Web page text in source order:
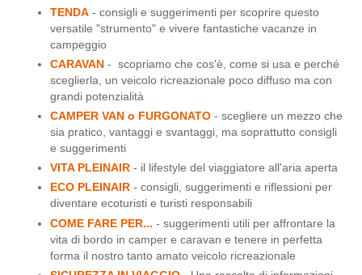
TENDA - consigli e suggerimenti per scoprire questo
versatile "strumento" e vivere fantastiche vacanze in
campeggio
CARAVAN - scopriamo che cos'è, come si usa e perché
sceglierla, un veicolo ricreazionale poco diffuso ma con
grandi potenzialità
CAMPER VAN o FURGONATO - scegliere un mezzo che
sia pratico, vantaggi e svantaggi, ma soprattutto consigli
e suggerimenti
VITA PLEINAIR - il lifestyle del viaggiatore all'aria aperta
ECO PLEINAIR - consigli, suggerimenti e riflessioni per
diventare ecoturisti e turisti responsabili
COME FARE PER... - suggerimenti utili per affrontare la
vita di bordo in camper e caravan e tenere in perfetta
forma il nostro tanto amato veicolo ricreazionale